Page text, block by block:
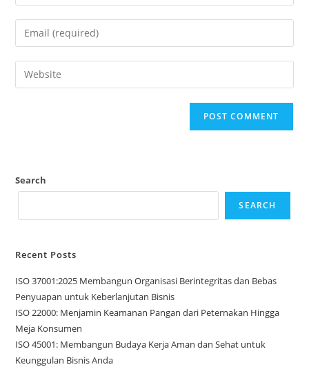
Search
SEARCH
Recent Posts
ISO 37001:2025 Membangun Organisasi Berintegritas dan Bebas
Penyuapan untuk Keberlanjutan Bisnis
ISO 22000: Menjamin Keamanan Pangan dari Peternakan Hingga
Meja Konsumen
ISO 45001: Membangun Budaya Kerja Aman dan Sehat untuk
Keunggulan Bisnis Anda